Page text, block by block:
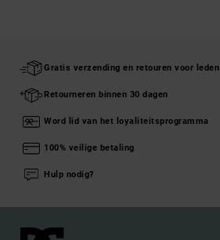
Gratis verzending en retouren voor leden
Retourneren binnen 30 dagen
Word lid van het loyaliteitsprogramma
100% veilige betaling
Hulp nodig?